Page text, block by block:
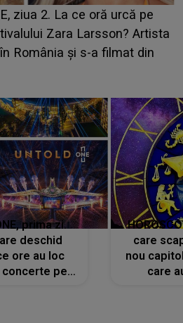
din "Casa Iubirii" l-a
Emanuel. CINE ESTE
Aflându-se în fața
IMEDIAT: "Am
prima zi.
deschid
ore au loc
pe
care
nou
care